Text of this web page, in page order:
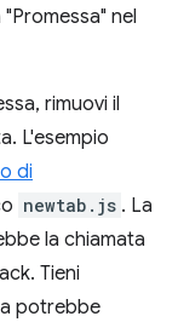
nel
rimuovi il
L'esempio
di
newtab.js . La
la chiamata
Tieni
potrebbe